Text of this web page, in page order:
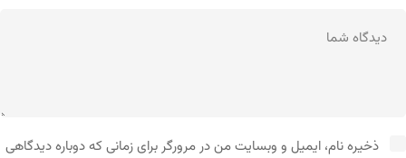
ذخیره نام، ایمیل و وبسایت من در مرورگر برای زمانی که دوباره دیدگاهی